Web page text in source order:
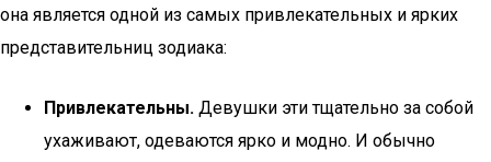
она является одной из самых привлекательных и ярких
представительниц зодиака:
Привлекательны. Девушки эти тщательно за собой
ухаживают, одеваются ярко и модно. И обычно